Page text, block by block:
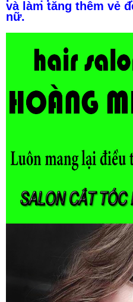
và làm tăng thêm vẻ
nữ.